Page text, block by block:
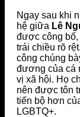
Ngay sau khi
hệ giữa Lê
được công bố,
trái chiều rõ
công chúng
đương của cá
vị xã hội. Họ
nên được tôn
tiến bộ hơn
LGBTQ+.